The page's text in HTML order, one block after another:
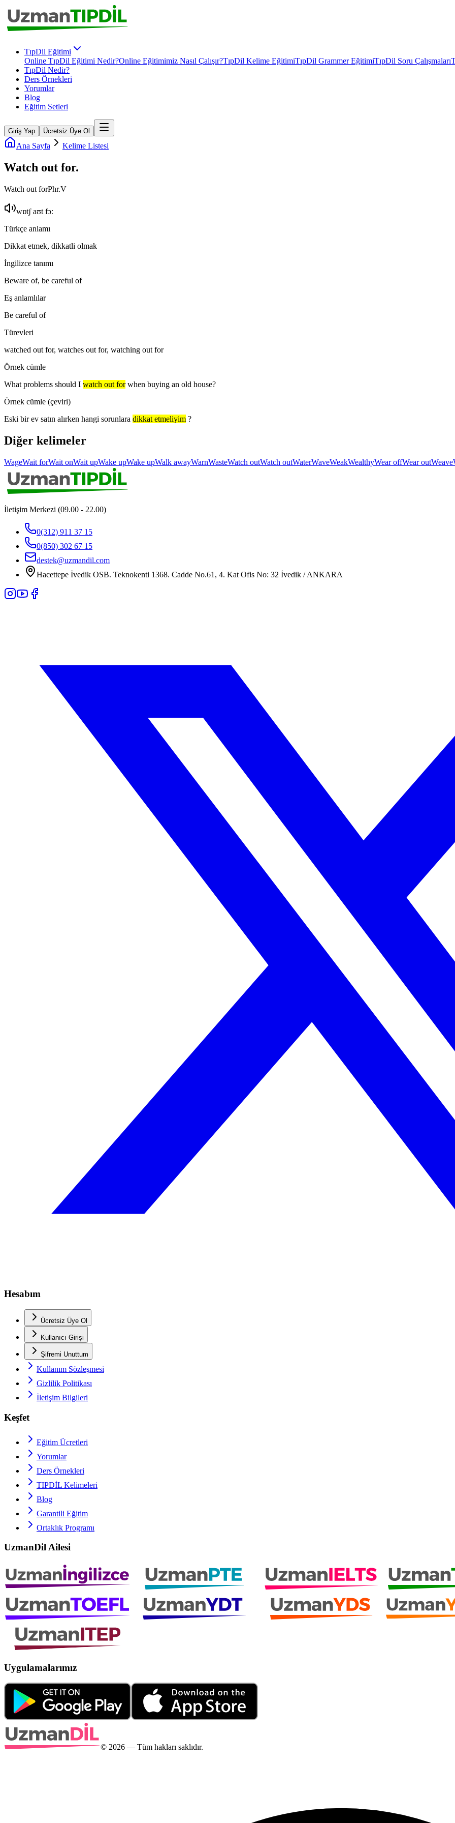
TıpDil Eğitimi
Online TıpDil Eğitimi Nedir?Online Eğitimimiz Nasıl Çalışır?TıpDil Kelime EğitimiTıpDil Grammer EğitimiTıpDil Soru Çalışmaları
TıpDil Nedir?
Ders Örnekleri
Yorumlar
Blog
Eğitim Setleri
Giriş Yap Ücretsiz Üye Ol
Ana Sayfa Kelime Listesi
Watch out for.
Watch out forPhr.V
wɒtʃ aʊt fɔː
Türkçe anlamı
Dikkat etmek, dikkatli olmak
İngilizce tanımı
Beware of, be careful of
Eş anlamlılar
Be careful of
Türevleri
watched out for, watches out for, watching out for
Örnek cümle
What problems should I watch out for when buying an old house?
Örnek cümle (çeviri)
Eski bir ev satın alırken hangi sorunlara dikkat etmeliyim ?
Diğer kelimeler
WageWait forWait onWait upWake upWake upWalk awayWarnWasteWatch outWatch outWaterWaveWeakWealthyWear offWear outWeave
İletişim Merkezi (09.00 - 22.00)
0(312) 911 37 15
0(850) 302 67 15
destek@uzmandil.com
Hacettepe İvedik OSB. Teknokenti 1368. Cadde No.61, 4. Kat Ofis No: 32 İvedik / ANKARA
Hesabım
Ücretsiz Üye Ol
Kullanıcı Girişi
Şifremi Unuttum
Kullanım Sözleşmesi
Gizlilik Politikası
İletişim Bilgileri
Keşfet
Eğitim Ücretleri
Yorumlar
Ders Örnekleri
TIPDİL Kelimeleri
Blog
Garantili Eğitim
Ortaklık Programı
UzmanDil Ailesi
Uygulamalarımız
© 2026 — Tüm hakları saklıdır.